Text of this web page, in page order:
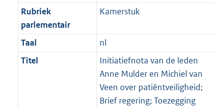
Rubriek
parlementair
Kamerstuk
Taal
nl
Titel
Initiatiefnota van de leden
Anne Mulder en Michiel van
Veen over patiëntveiligheid;
Brief regering; Toezegging